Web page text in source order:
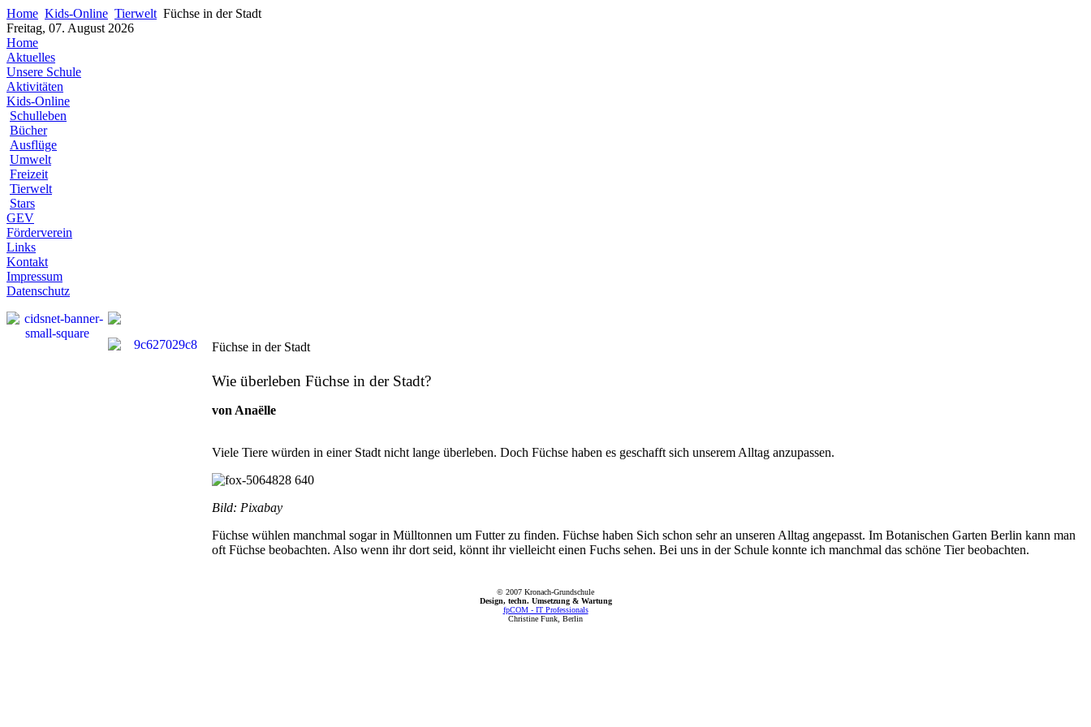
Home Kids-Online Tierwelt Füchse in der Stadt
Freitag, 07. August 2026
Home
Aktuelles
Unsere Schule
Aktivitäten
Kids-Online
Schulleben
Bücher
Ausflüge
Umwelt
Freizeit
Tierwelt
Stars
GEV
Förderverein
Links
Kontakt
Impressum
Datenschutz
Füchse in der Stadt
Wie überleben Füchse in der Stadt?
von Anaëlle
Viele Tiere würden in einer Stadt nicht lange überleben. Doch Füchse haben es geschafft sich unserem Alltag anzupassen.
Bild: Pixabay
Füchse wühlen manchmal sogar in Mülltonnen um Futter zu finden. Füchse haben Sich schon sehr an unseren Alltag angepasst. Im Botanischen Garten Berlin kann man
oft Füchse beobachten. Also wenn ihr dort seid, könnt ihr vielleicht einen Fuchs sehen. Bei uns in der Schule konnte ich manchmal das schöne Tier beobachten.
© 2007 Kronach-Grundschule
Design, techn. Umsetzung & Wartung
fpCOM - IT Professionals
Christine Funk, Berlin